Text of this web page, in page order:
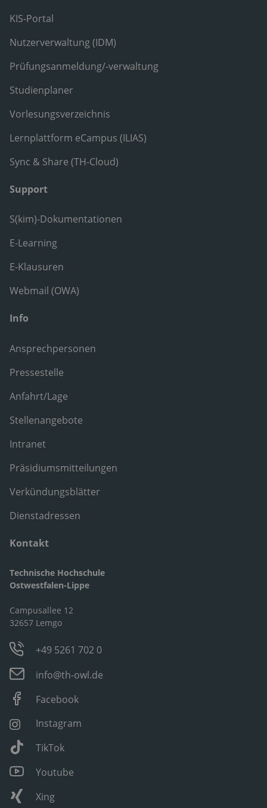
KIS-Portal
Nutzerverwaltung (IDM)
Prüfungsanmeldung/-verwaltung
Studienplaner
Vorlesungsverzeichnis
Lernplattform eCampus (ILIAS)
Sync & Share (TH-Cloud)
Support
S(kim)-Dokumentationen
E-Learning
E-Klausuren
Webmail (OWA)
Info
Ansprechpersonen
Pressestelle
Anfahrt/Lage
Stellenangebote
Intranet
Präsidiumsmitteilungen
Verkündungsblätter
Dienstadressen
Kontakt
Technische Hochschule
Ostwestfalen-Lippe
Campusallee 12
32657 Lemgo
+49 5261 702 0
info@th-owl.de
Facebook
Instagram
TikTok
Youtube
Xing